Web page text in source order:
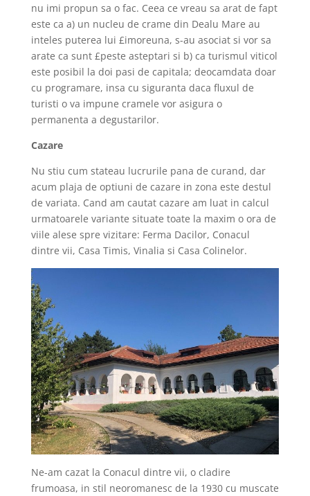
nu imi propun sa o fac. Ceea ce vreau sa arat de fapt
este ca a) un nucleu de crame din Dealu Mare au
inteles puterea lui £imoreuna, s-au asociat si vor sa
arate ca sunt £peste asteptari si b) ca turismul viticol
este posibil la doi pasi de capitala; deocamdata doar
cu programare, insa cu siguranta daca fluxul de
turisti o va impune cramele vor asigura o
permanenta a degustarilor.
Cazare
Nu stiu cum stateau lucrurile pana de curand, dar
acum plaja de optiuni de cazare in zona este destul
de variata. Cand am cautat cazare am luat in calcul
urmatoarele variante situate toate la maxim o ora de
viile alese spre vizitare: Ferma Dacilor, Conacul
dintre vii, Casa Timis, Vinalia si Casa Colinelor.
Ne-am cazat la Conacul dintre vii, o cladire
frumoasa, in stil neoromanesc de la 1930 cu muscate